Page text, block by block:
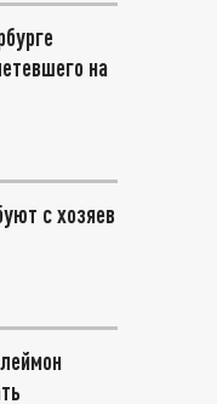
на
с хозяев